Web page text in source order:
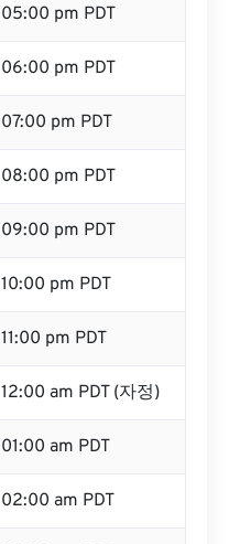
05:00 pm PDT
06:00 pm PDT
07:00 pm PDT
08:00 pm PDT
09:00 pm PDT
10:00 pm PDT
11:00 pm PDT
12:00 am PDT (자정)
01:00 am PDT
02:00 am PDT